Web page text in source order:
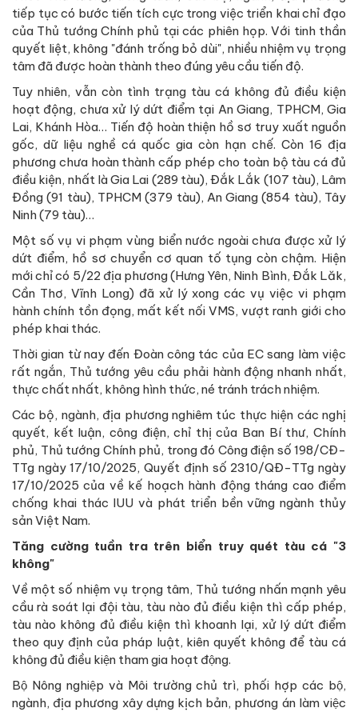
tiếp tục có bước tiến tích cực trong việc triển khai chỉ đạo
của Thủ tướng Chính phủ tại các phiên họp. Với tinh thần
quyết liệt, không "đánh trống bỏ dùi", nhiều nhiệm vụ trọng
tâm đã được hoàn thành theo đúng yêu cầu tiến độ.
Tuy nhiên, vẫn còn tình trạng tàu cá không đủ điều kiện
hoạt động, chưa xử lý dứt điểm tại An Giang, TPHCM, Gia
Lai, Khánh Hòa… Tiến độ hoàn thiện hồ sơ truy xuất nguồn
gốc, dữ liệu nghề cá quốc gia còn hạn chế. Còn 16 địa
phương chưa hoàn thành cấp phép cho toàn bộ tàu cá đủ
điều kiện, nhất là Gia Lai (289 tàu), Đắk Lắk (107 tàu), Lâm
Đồng (91 tàu), TPHCM (379 tàu), An Giang (854 tàu), Tây
Ninh (79 tàu)…
Một số vụ vi phạm vùng biển nước ngoài chưa được xử lý
dứt điểm, hồ sơ chuyển cơ quan tố tụng còn chậm. Hiện
mới chỉ có 5/22 địa phương (Hưng Yên, Ninh Bình, Đắk Lăk,
Cần Thơ, Vĩnh Long) đã xử lý xong các vụ việc vi phạm
hành chính tồn đọng, mất kết nối VMS, vượt ranh giới cho
phép khai thác.
Thời gian từ nay đến Đoàn công tác của EC sang làm việc
rất ngắn, Thủ tướng yêu cầu phải hành động nhanh nhất,
thực chất nhất, không hình thức, né tránh trách nhiệm.
Các bộ, ngành, địa phương nghiêm túc thực hiện các nghị
quyết, kết luận, công điện, chỉ thị của Ban Bí thư, Chính
phủ, Thủ tướng Chính phủ, trong đó Công điện số 198/CĐ-
TTg ngày 17/10/2025, Quyết định số 2310/QĐ-TTg ngày
17/10/2025 của về kế hoạch hành động tháng cao điểm
chống khai thác IUU và phát triển bền vững ngành thủy
sản Việt Nam.
Tăng cường tuần tra trên biển truy quét tàu cá "3
không"
Về một số nhiệm vụ trọng tâm, Thủ tướng nhấn mạnh yêu
cầu rà soát lại đội tàu, tàu nào đủ điều kiện thì cấp phép,
tàu nào không đủ điều kiện thì khoanh lại, xử lý dứt điểm
theo quy định của pháp luật, kiên quyết không để tàu cá
không đủ điều kiện tham gia hoạt động.
Bộ Nông nghiệp và Môi trường chủ trì, phối hợp các bộ,
ngành, địa phương xây dựng kịch bản, phương án làm việc